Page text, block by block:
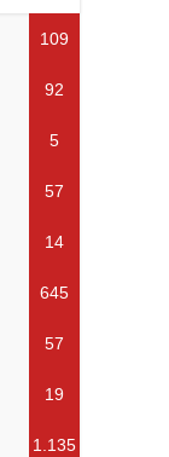
109
92
5
57
14
645
57
19
1.135